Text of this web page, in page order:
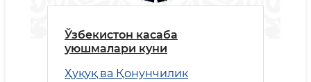
Ўзбекистон касаба
уюшмалари куни
Ҳуқуқ ва Қонунчилик